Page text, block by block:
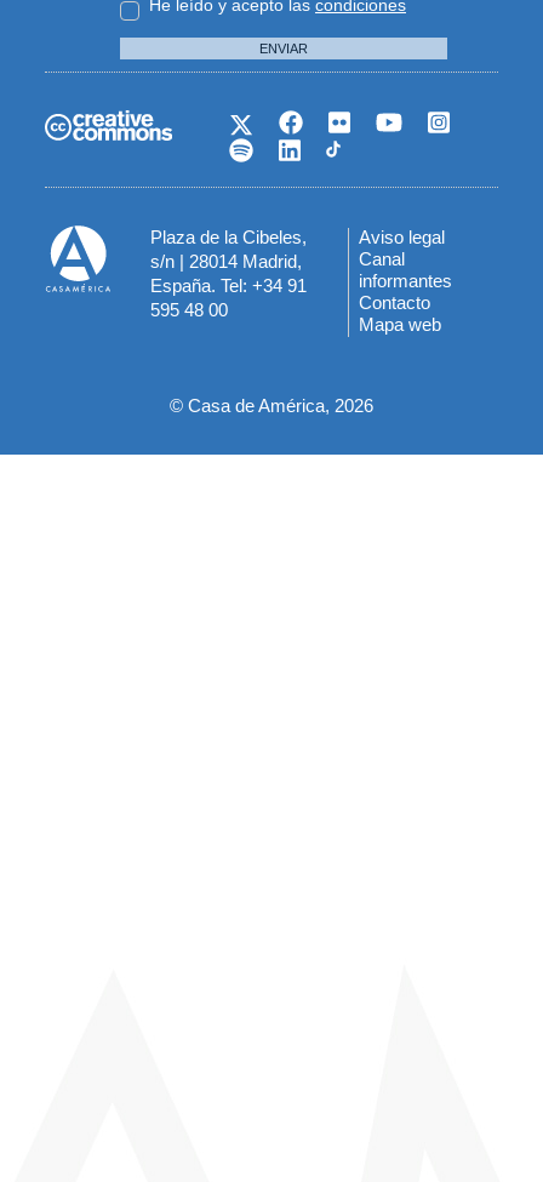
He leído y acepto las condiciones
ENVIAR
Plaza de la Cibeles,
s/n | 28014 Madrid,
España. Tel: +34 91
595 48 00
Menú
del
pie
Aviso legal
Canal
informantes
Contacto
Mapa web
© Casa de América, 2026